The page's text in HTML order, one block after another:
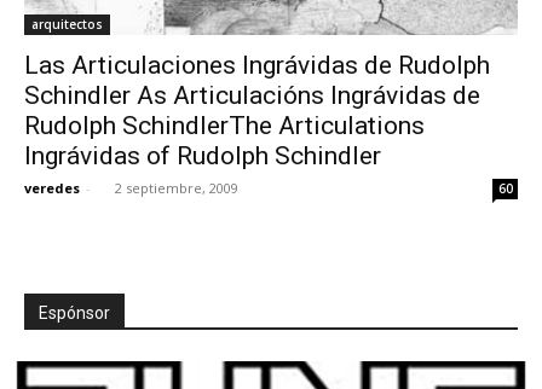
arquitectos
Las Articulaciones Ingrávidas de Rudolph
Schindler As Articulacións Ingrávidas de
Rudolph SchindlerThe Articulations
Ingrávidas of Rudolph Schindler
veredes - 2 septiembre, 2009 60
Espónsor